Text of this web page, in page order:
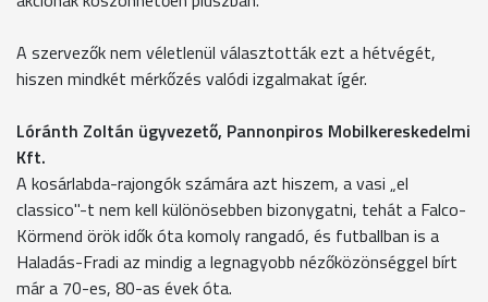
A szervezők nem véletlenül választották ezt a hétvégét,
hiszen mindkét mérkőzés valódi izgalmakat ígér.
Lóránth Zoltán ügyvezető, Pannonpiros Mobilkereskedelmi
Kft.
A kosárlabda-rajongók számára azt hiszem, a vasi „el
classico"-t nem kell különösebben bizonygatni, tehát a Falco-
Körmend örök idők óta komoly rangadó, és futballban is a
Haladás-Fradi az mindig a legnagyobb nézőközönséggel bírt
már a 70-es, 80-as évek óta.